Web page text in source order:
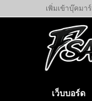
เพิ่มเข้าบุ๊คมา
เว็บบอร์ด